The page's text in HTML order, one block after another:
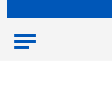
Skip
content